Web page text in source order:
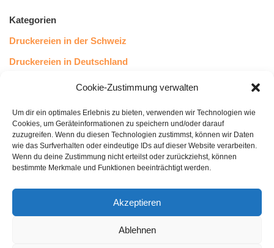
Cookie-Zustimmung verwalten
Um dir ein optimales Erlebnis zu bieten, verwenden wir Technologien wie
Cookies, um Geräteinformationen zu speichern und/oder darauf
zuzugreifen. Wenn du diesen Technologien zustimmst, können wir Daten
wie das Surfverhalten oder eindeutige IDs auf dieser Website verarbeiten.
Wenn du deine Zustimmung nicht erteilst oder zurückziehst, können
bestimmte Merkmale und Funktionen beeinträchtigt werden.
Akzeptieren
Ablehnen
Kategorien
Druckereien in der Schweiz
Druckereien in Deutschland
Druckereien in Österreich
Kundenstimmen